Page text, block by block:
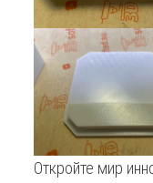
Откройте мир